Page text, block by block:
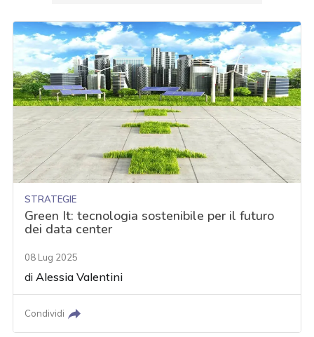
STRATEGIE
Green It: tecnologia sostenibile per il futuro
dei data center
08 Lug 2025
diAlessia Valentini
Condividi